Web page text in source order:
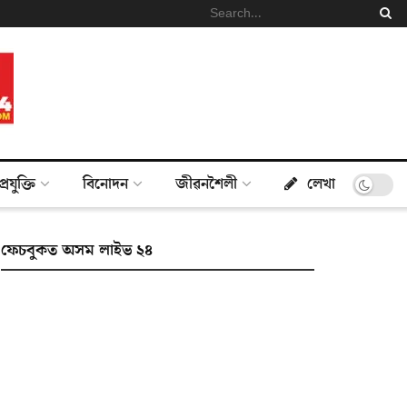
প্ৰযুক্তি বিনোদন জীৱনশৈলী লেখা
ফেচবুকত অসম লাইভ ২৪